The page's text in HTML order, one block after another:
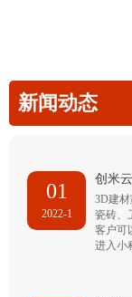
新闻动态
01
2022-1
创米
3D建
瓷砖、
客户可
进入小